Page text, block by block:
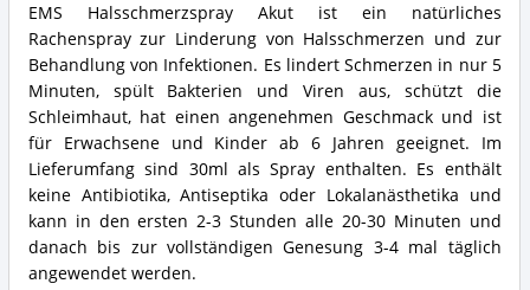
Ems
Halsschmerz-
Spray
akut
Starke
Hilfe
bei
Halsschmerzen
und
Halsinfektionen
Zusammenfassung:
Was
bietet
EMS Halsschmerzspray Akut ist ein natürliches
Rachenspray zur Linderung von Halsschmerzen und zur
Behandlung von Infektionen. Es lindert Schmerzen in nur 5
Minuten, spült Bakterien und Viren aus, schützt die
Schleimhaut, hat einen angenehmen Geschmack und ist
für Erwachsene und Kinder ab 6 Jahren geeignet. Im
Lieferumfang sind 30ml als Spray enthalten. Es enthält
keine Antibiotika, Antiseptika oder Lokalanästhetika und
kann in den ersten 2-3 Stunden alle 20-30 Minuten und
danach bis zur vollständigen Genesung 3-4 mal täglich
angewendet werden.
Starke
Hilfe
bei
Halsschmerzen
und
Halsinfektionen
Vorteile:
Was
spricht
für
dieses
Halsspray?